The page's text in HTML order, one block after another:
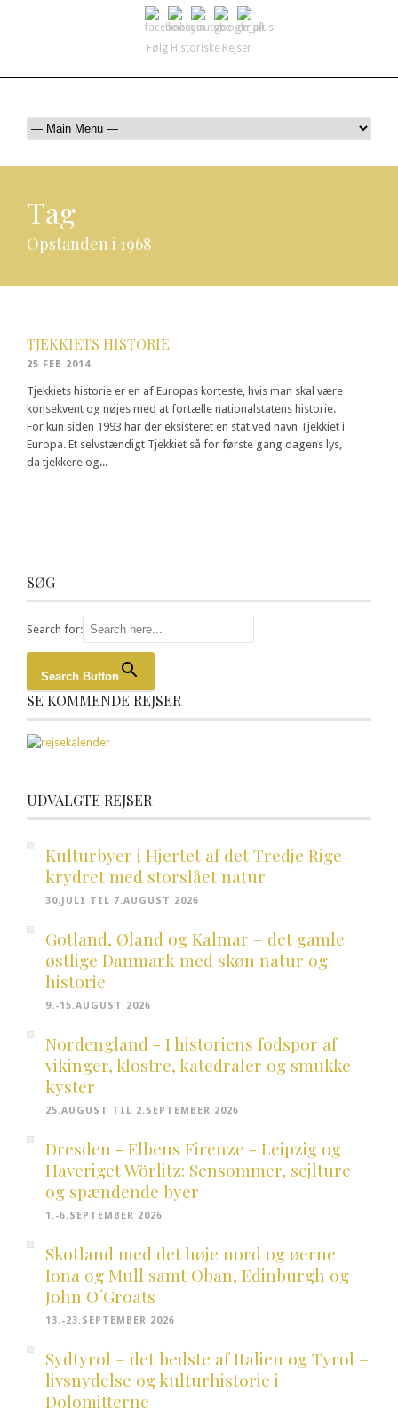
Følg Historiske Rejser
Tag
Opstanden i 1968
TJEKKIETS HISTORIE
25 FEB 2014
Tjekkiets historie er en af Europas korteste, hvis man skal være
konsekvent og nøjes med at fortælle nationalstatens historie.
For kun siden 1993 har der eksisteret en stat ved navn Tjekkiet i
Europa. Et selvstændigt Tjekkiet så for første gang dagens lys,
da tjekkere og...
SØG
Search for:
Search Button
SE KOMMENDE REJSER
UDVALGTE REJSER
Kulturbyer i Hjertet af det Tredje Rige
krydret med storslået natur
30.JULI TIL 7.AUGUST 2026
Gotland, Øland og Kalmar – det gamle
østlige Danmark med skøn natur og
historie
9.-15.AUGUST 2026
Nordengland - I historiens fodspor af
vikinger, klostre, katedraler og smukke
kyster
25.AUGUST TIL 2.SEPTEMBER 2026
Dresden - Elbens Firenze - Leipzig og
Haveriget Wörlitz: Sensommer, sejlture
og spændende byer
1.-6.SEPTEMBER 2026
Skotland med det høje nord og øerne
Iona og Mull samt Oban, Edinburgh og
John O´Groats
13.-23.SEPTEMBER 2026
Sydtyrol – det bedste af Italien og Tyrol –
livsnydelse og kulturhistorie i
Dolomitterne